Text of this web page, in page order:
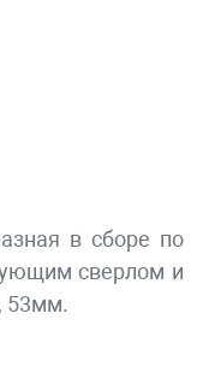
в сборе по
сверлом и
53мм.